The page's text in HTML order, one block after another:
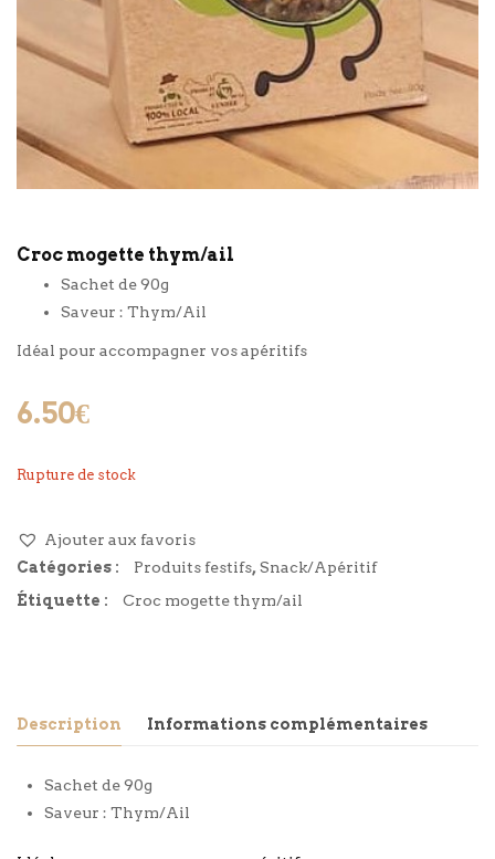
Croc mogette thym/ail
Sachet de 90g
Saveur : Thym/Ail
Idéal pour accompagner vos apéritifs
6.50€
Rupture de stock
Ajouter aux favoris
Catégories :
Produits festifs,Snack/Apéritif
Étiquette :
Croc mogette thym/ail
Description Informations complémentaires
Sachet de 90g
Saveur : Thym/Ail